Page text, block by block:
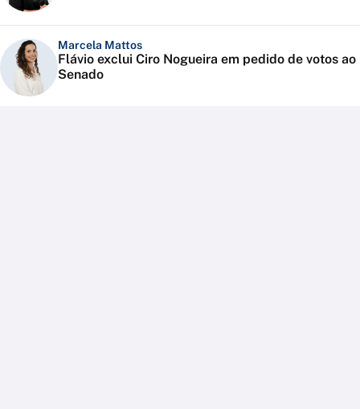
Marcela Mattos
Flávio exclui Ciro Nogueira em pedido de votos ao
Senado